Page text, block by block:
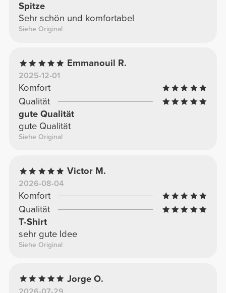
Spitze
Sehr schön und komfortabel
Siehe Original
Emmanouil R.
2025-12-01
Komfort
Qualität
gute Qualität
gute Qualität
Siehe Original
Victor M.
2026-08-04
Komfort
Qualität
T-Shirt
sehr gute Idee
Siehe Original
Jorge O.